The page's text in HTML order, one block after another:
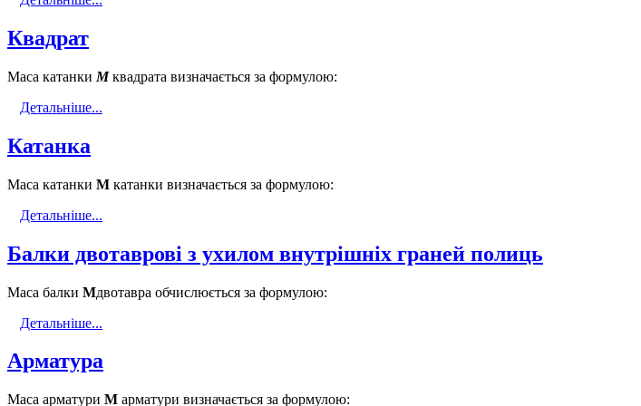
Квадрат
Маса катанки Мквадрата визначається за формулою:
Детальніше...
Катанка
Маса катанки М катанки визначається за формулою:
Детальніше...
Балки двотаврові з ухилом внутрішніх граней полиць
Маса балки Мдвотавра обчислюється за формулою:
Детальніше...
Арматура
Маса арматури М арматури визначається за формулою: